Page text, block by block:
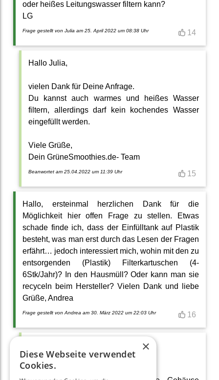
oder heißes Leitungswasser filtern kann?
LG
Frage gestellt von Julia am 25. April 2022 um 08:38 Uhr 14
Hallo Julia,
vielen Dank für Deine Anfrage.
Du kannst auch warmes und heißes Wasser
filtern, allerdings darf kein kochendes Wasser
eingefüllt werden.
Viele Grüße,
Dein GrüneSmoothies.de- Team
Beanwortet am 25.04.2022 um 11:39 Uhr 15
Hallo, ersteinmal herzlichen Dank für die
Möglichkeit hier offen Frage zu stellen. Etwas
schade finde ich, dass der Einfülltank auf Plastik
besteht, was man erst durch das Lesen der Fragen
erfährt… jedoch interessiert mich, wohin mit den zu
entsorgenden (Plastik) Filterkartuschen (4-
6Stk/Jahr)? In den Hausmüll? Oder kann man sie
recyceln beim Hersteller? Vielen Dank und liebe
Grüße, Andrea
Frage gestellt von Andrea am 30. März 2022 um 22:03 Uhr 16
vielen Dank für Deine Anfrage.
×
Diese Webseite verwendet
Cookies.